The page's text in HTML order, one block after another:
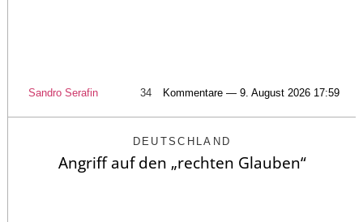
Sandro Serafin 34 Kommentare — 9. August 2026 17:59
DEUTSCHLAND
Angriff auf den „rechten Glauben“